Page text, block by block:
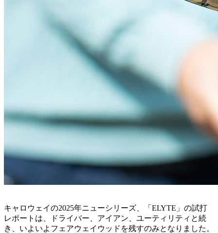
キャロウェイの2025年ニューシリーズ、「ELYTE」の試打
レポートは、ドライバー、アイアン、ユーティリティと続
き、いよいよフェアウェイウッドを残すのみとなりました。